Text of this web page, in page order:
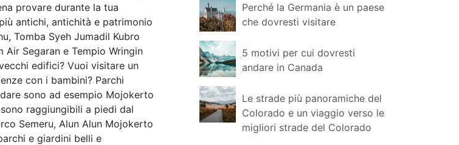
provare durante la tua
antichi, antichità e patrimonio
Tomba Syeh Jumadil Kubro
Air Segaran e Tempio Wringin
edifici? Vuoi visitare un
con i bambini? Parchi
sono ad esempio Mojokerto
raggiungibili a piedi dal
Semeru, Alun Alun Mojokerto
e giardini belli e
Perché la Germania è un paese
che dovresti visitare
5 motivi per cui dovresti
andare in Canada
Le strade più panoramiche del
Colorado e un viaggio verso le
migliori strade del Colorado